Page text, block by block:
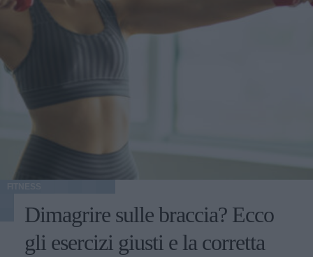
Dimagrire sulle braccia? Ecco
gli esercizi giusti e la corretta